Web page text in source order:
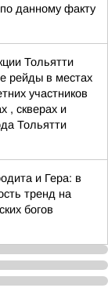
данному факту
Тольятти
рейды в местах
участников
, скверах и
Тольятти
и Гера: в
тренд на
богов